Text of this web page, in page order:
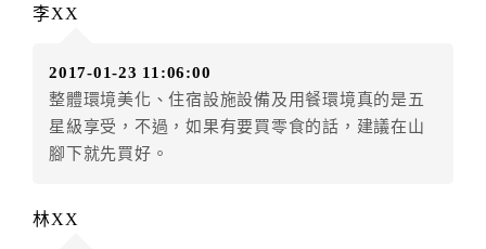
額3個月
．訂房者使用「保留住宿金額」時，請注意！為避免飯
店客滿，敬請及早計畫，如逾時未提出申辦，視同無條
件放棄訂單（住宿權益）。 （限原訂飯店使用）
．每筆訂單異動限定乙次，限原訂飯店，異動完成後不
．訂單異動後，訂單費用總計大於原訂單費用總計時，
李XX
2017-01-23 11:06:00
整體環境美化、住宿設施設備及用餐環境真的是五
星級享受，不過，如果有要買零食的話，建議在山
腳下就先買好。
林XX